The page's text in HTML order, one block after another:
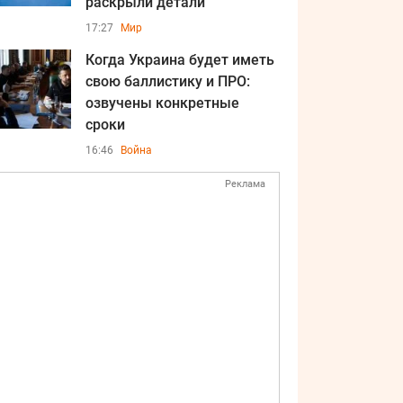
17:27 Мир
Когда Украина будет иметь
свою баллистику и ПРО:
озвучены конкретные
сроки
16:46 Война
Реклама